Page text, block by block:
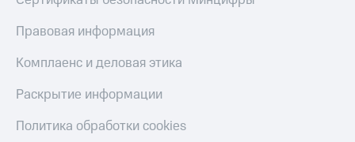
Правовая информация
Комплаенс и деловая этика
Раскрытие информации
Политика обработки cookies